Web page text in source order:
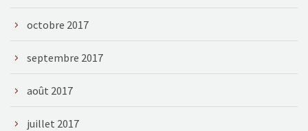
octobre 2017
septembre 2017
août 2017
juillet 2017